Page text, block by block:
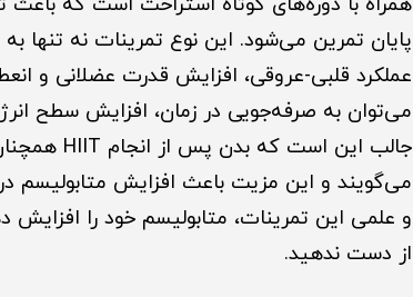
پایان تمرین می‌شود. این نوع تمرینات نه تنها
می‌توان به صرفه‌جویی در زمان، افزایش سطح
می‌گویند و این مزیت باعث افزایش متابولیسم
و علمی این تمرینات، متابولیسم خود را افزایش
از دست ندهید.